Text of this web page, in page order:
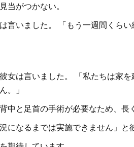
当がつかない。
言いました。 「もう一週間くら
女は言いました。 「私たちは家
。」
と足首の手術が必要なため、長
になるまでは実施できません」と